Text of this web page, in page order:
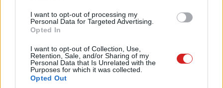
I want to opt-out of processing my
Personal Data for Targeted Advertising.
Opted In
I want to opt-out of Collection, Use,
Retention, Sale, and/or Sharing of my
Personal Data that Is Unrelated with the
Purposes for which it was collected.
Opted Out
vádjával
Kelemen Richárd| 2026 május 12. 18:32